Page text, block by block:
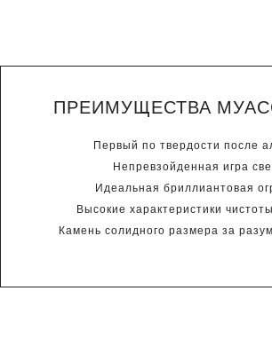
ПРЕИМУЩЕСТВА
Первый по твердости после
Непревзойденная игра
Идеальная бриллиантовая
Высокие характеристики
Камень солидного размера за